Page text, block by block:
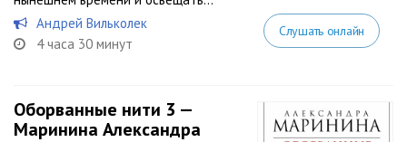
Андрей Вильколек
4 часа 30 минут
Слушать онлайн
Оборванные нити 3 —
Маринина Александра